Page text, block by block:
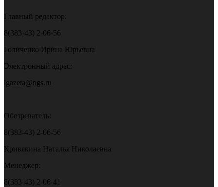
Главный редактор:
8(383-43) 2-06-56
Голиченко Ирина Юрьевна
Электронный адрес:
igazeta@ngs.ru
Обозреватель:
8(383-43) 2-06-56
Кривякина Наталья Николаевна
Менеджер:
8(383-43) 2-06-41